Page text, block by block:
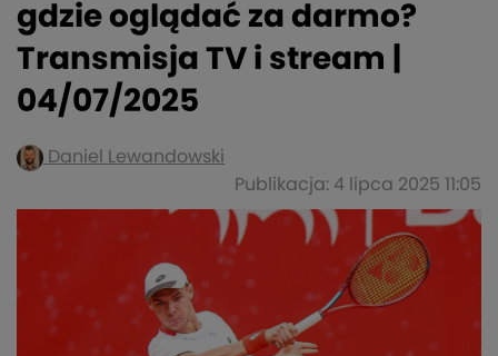
gdzie oglądać za darmo?
Transmisja TV i stream |
04/07/2025
Daniel Lewandowski
Publikacja: 4 lipca 2025 11:05